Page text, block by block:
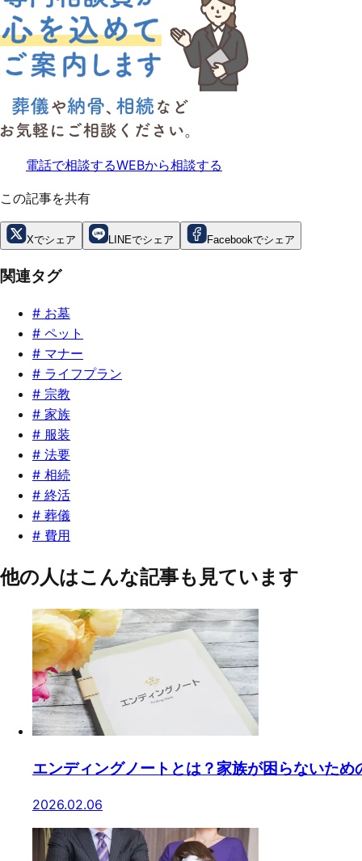
電話で相談するWEBから相談する
この記事を共有
Xでシェア LINEでシェア Facebookでシェア
関連タグ
# お墓
# ペット
# マナー
# ライフプラン
# 宗教
# 家族
# 服装
# 法要
# 相続
# 終活
# 葬儀
# 費用
他の人はこんな記事も見ています
エンディングノートとは？家族が困らないた
2026.02.06